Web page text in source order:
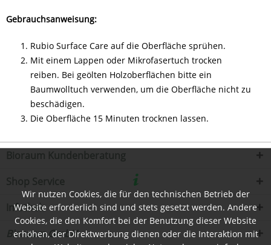
Gebrauchsanweisung:
Rubio Surface Care auf die Oberfläche sprühen.
Mit einem Lappen oder Mikrofasertuch trocken
reiben. Bei geölten Holzoberflächen bitte ein
Baumwolltuch verwenden, um die Oberfläche nicht zu
beschädigen.
Die Oberfläche 15 Minuten trocknen lassen.
Infothek
Bioraum GmbH
Wir nutzen Cookies, die für den technischen Betrieb der
Website erforderlich sind und stets gesetzt werden. Andere
Cookies, die den Komfort bei der Benutzung dieser Website
erhöhen, der Direktwerbung dienen oder die Interaktion mit